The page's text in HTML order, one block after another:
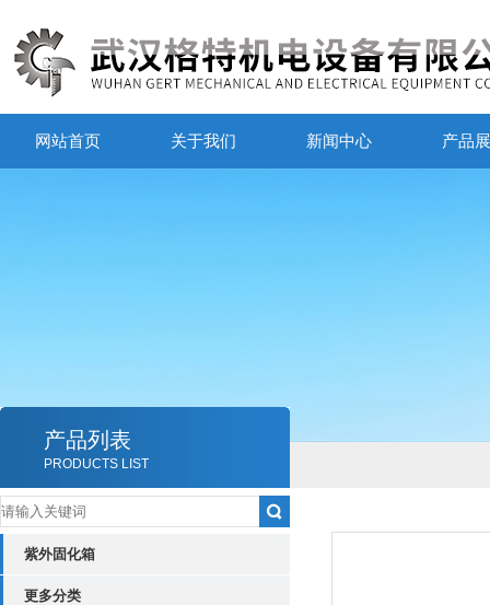
网站首页 关于我们 新闻中心 产品
产品列表
PRODUCTS LIST
紫外固化箱
更多分类